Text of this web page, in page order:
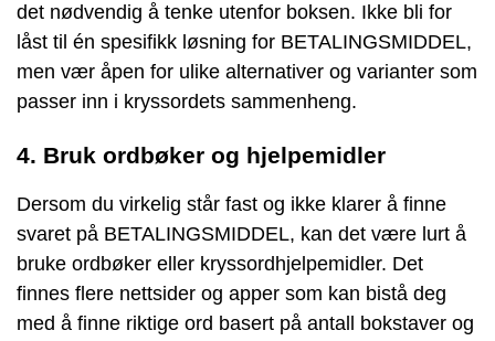
det nødvendig å tenke utenfor boksen. Ikke bli for
låst til én spesifikk løsning for BETALINGSMIDDEL,
men vær åpen for ulike alternativer og varianter som
passer inn i kryssordets sammenheng.
4. Bruk ordbøker og hjelpemidler
Dersom du virkelig står fast og ikke klarer å finne
svaret på BETALINGSMIDDEL, kan det være lurt å
bruke ordbøker eller kryssordhjelpemidler. Det
finnes flere nettsider og apper som kan bistå deg
med å finne riktige ord basert på antall bokstaver og